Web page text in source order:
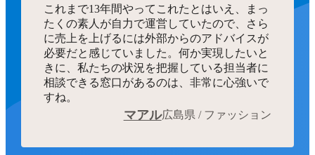
これまで13年間やってこれたとはいえ、まっ
たくの素人が自力で運営していたので、さら
に売上を上げるには外部からのアドバイスが
必要だと感じていました。何か実現したいと
きに、私たちの状況を把握している担当者に
相談できる窓口があるのは、非常に心強いで
すね。
マアル広島県 / ファッション